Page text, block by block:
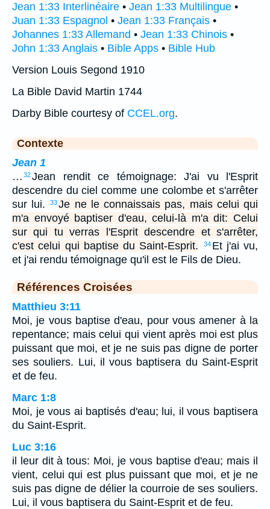
Jean 1:33 Interlinéaire • Jean 1:33 Multilingue •
Juan 1:33 Espagnol • Jean 1:33 Français •
Johannes 1:33 Allemand • Jean 1:33 Chinois •
John 1:33 Anglais • Bible Apps • Bible Hub
Version Louis Segond 1910
La Bible David Martin 1744
Darby Bible courtesy of CCEL.org.
Contexte
Jean 1
… 32Jean rendit ce témoignage: J'ai vu l'Esprit
descendre du ciel comme une colombe et s'arrêter
sur lui.
33 Je ne le connaissais pas, mais celui qui
m'a envoyé baptiser d'eau, celui-là m'a dit: Celui
sur qui tu verras l'Esprit descendre et s'arrêter,
c'est celui qui baptise du Saint-Esprit.
34 Et j'ai vu,
et j'ai rendu témoignage qu'il est le Fils de Dieu.
Références Croisées
Matthieu 3:11
Moi, je vous baptise d'eau, pour vous amener à la
repentance; mais celui qui vient après moi est plus
puissant que moi, et je ne suis pas digne de porter
ses souliers. Lui, il vous baptisera du Saint-Esprit
et de feu.
Marc 1:8
Moi, je vous ai baptisés d'eau; lui, il vous baptisera
du Saint-Esprit.
Luc 3:16
il leur dit à tous: Moi, je vous baptise d'eau; mais il
vient, celui qui est plus puissant que moi, et je ne
suis pas digne de délier la courroie de ses souliers.
Lui, il vous baptisera du Saint-Esprit et de feu.